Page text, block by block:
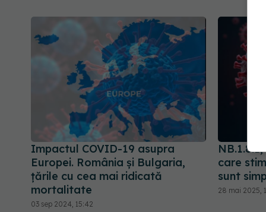
Impactul COVID-19 asupra
Europei. România și Bulgaria,
țările cu cea mai ridicată
mortalitate
03 sep 2024, 15:42
care
sunt
28 mai 2025,